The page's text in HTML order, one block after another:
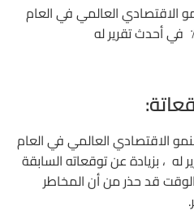
الاقتصادي العالمي في العام
الاقتصادي العالمي في العام
تقرير له ، بزيادة عن توقعاته السابقة
نفس الوقت قد حذر من أن المخاطر